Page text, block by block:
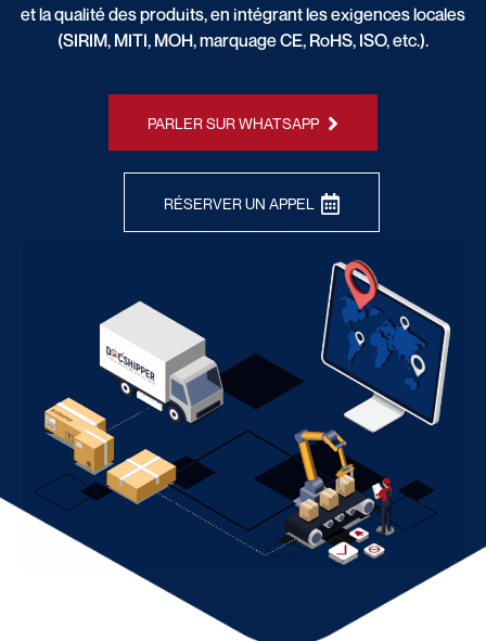
et la qualité des produits, en intégrant les exigences locales
(SIRIM, MITI, MOH, marquage CE, RoHS, ISO, etc.).
PARLER SUR WHATSAPP
RÉSERVER UN APPEL